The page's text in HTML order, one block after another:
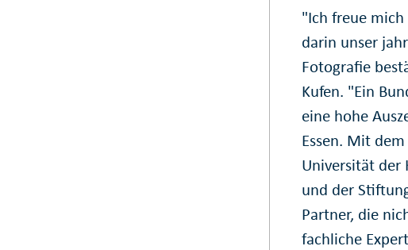
"Ich freue mich
darin unser
Fotografie
Kufen. "Ein
eine hohe
Essen. Mit
Universität der
und der
Partner, die
fachliche